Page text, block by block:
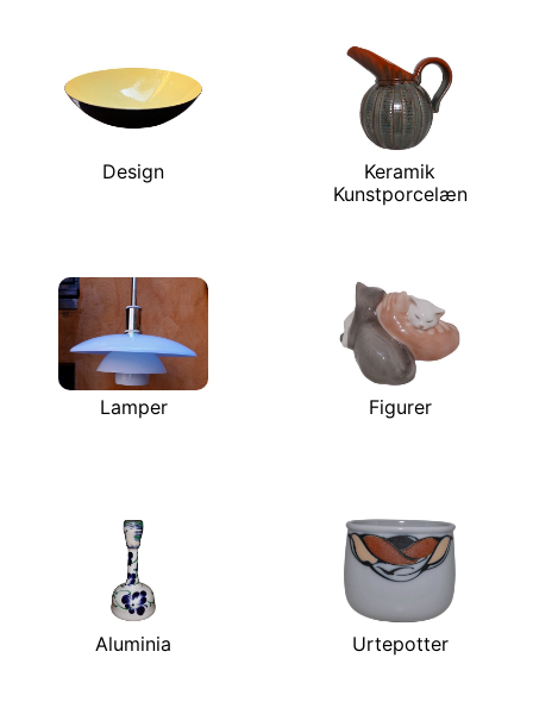
Design
Keramik
Kunstporcelæn
Lamper Figurer
Aluminia Urtepotter